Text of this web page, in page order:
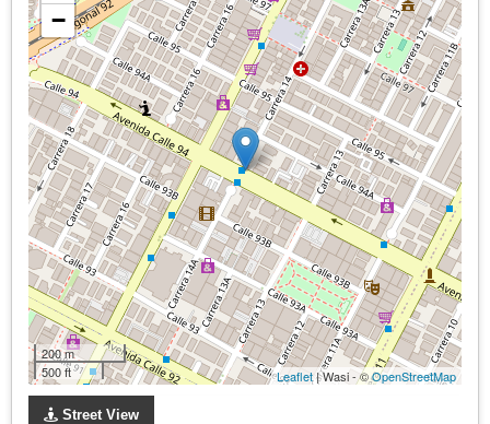
−
200 m
500 ft
Leaflet| Wasi - ©OpenStreetMap
Street View